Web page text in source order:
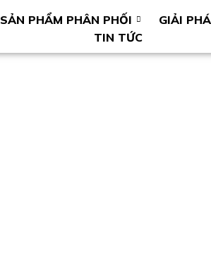
SẢN PHẨM PHÂN PHỐI
GIẢI
TIN TỨC